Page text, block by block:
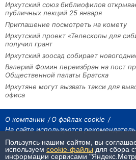
Иркутский союз библиофилов
публичных лекций 25 января
Приглашение посмотреть на комету
Иркутский проект «Телескопы для
получил грант
Иркутский зоосад собирает
Валерий Фомин переизбран на пост
Общественной палаты Братска
Иркутяне могут вызвать такси для
офиса
О компании
О файлах cookie
На сайте используются
На сайте размещаются материалы ИА «Наш
законом.
При использовании материалов агентства на
гиперссылка.
Пользуясь нашим сайтом, вы
используем cookie-файлы для сбора
информации сервисами